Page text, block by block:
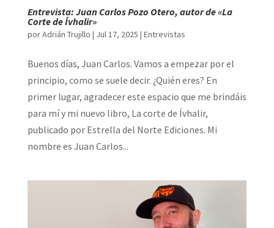
Entrevista: Juan Carlos Pozo Otero, autor de «La
Corte de Ívhalir»
porAdrián Trujillo | Jul 17, 2025 | Entrevistas
Buenos días, Juan Carlos. Vamos a empezar por el
principio, como se suele decir. ¿Quién eres? En
primer lugar, agradecer este espacio que me brindáis
para mí y mi nuevo libro, La corte de Ívhalir,
publicado por Estrella del Norte Ediciones. Mi
nombre es Juan Carlos...